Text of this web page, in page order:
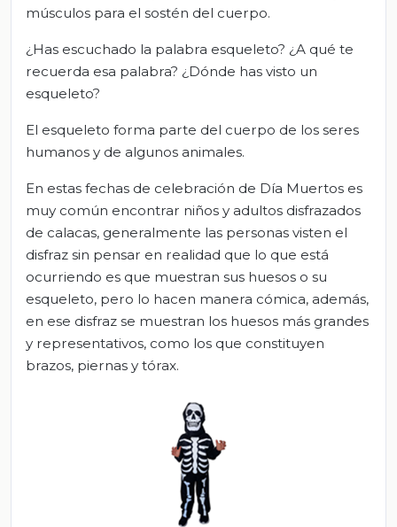
músculos para el sostén del cuerpo.
¿Has escuchado la palabra esqueleto? ¿A qué te
recuerda esa palabra? ¿Dónde has visto un
esqueleto?
El esqueleto forma parte del cuerpo de los seres
humanos y de algunos animales.
En estas fechas de celebración de Día Muertos es
muy común encontrar niños y adultos disfrazados
de calacas, generalmente las personas visten el
disfraz sin pensar en realidad que lo que está
ocurriendo es que muestran sus huesos o su
esqueleto, pero lo hacen manera cómica, además,
en ese disfraz se muestran los huesos más grandes
y representativos, como los que constituyen
brazos, piernas y tórax.